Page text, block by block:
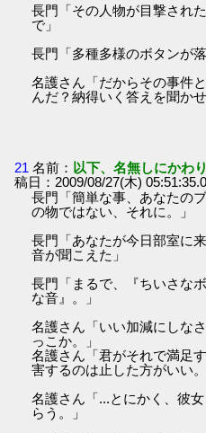
長門「その人物が目撃され
で」
長門「多種多様のボタンが落
名護さん「だからその事件
んだ？納得いく答えを聞かせ
21 名前： 以下、名無しにかわ
稿日：2009/08/27(木)
長門「簡単な事、あなたの
の物ではない、それに。」
長門「あなたが今日部室に
音が聞こえた」
長門「まるで、『ちいさな
な音』。」
名護さん「いい加減にしな
っこか。」
名護さん「君がそれで満足
害するのは止した方がいい。
名護さん「...とにかく、彼
らう。」